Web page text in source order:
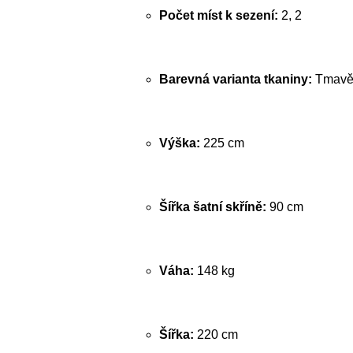
Počet míst k sezení: 2, 2
Barevná varianta tkaniny:
Výška: 225 cm
Šířka šatní skříně: 90 cm
Váha: 148 kg
Šířka: 220 cm